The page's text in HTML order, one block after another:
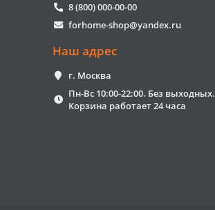
8 (800) 000-00-00
forhome-shop@yandex.ru
Наш адрес
г. Москва
Пн-Вс 10:00-22:00. Без выходных.
Корзина работает 24 часа